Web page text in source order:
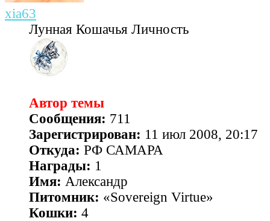
xia63
Лунная Кошачья Личность
Автор темы
Сообщения: 711
Зарегистрирован: 11 июл 2008, 20:17
Откуда: РФ САМАРА
Награды: 1
Имя: Александр
Питомник: «Sovereign Virtue»
Кошки: 4